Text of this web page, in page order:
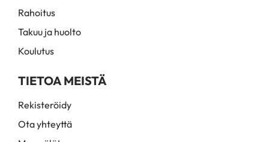
Rahoitus
Takuu ja huolto
Koulutus
TIETOA MEISTÄ
Rekisteröidy
Ota yhteyttä